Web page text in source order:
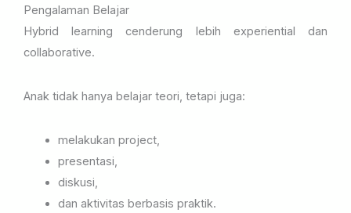
Pengalaman Belajar
Hybrid learning cenderung lebih experiential dan
collaborative.
Anak tidak hanya belajar teori, tetapi juga:
melakukan project,
presentasi,
diskusi,
dan aktivitas berbasis praktik.